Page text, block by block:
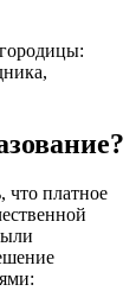
что платное